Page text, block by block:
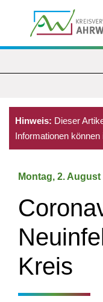
Hinweis: Dieser
Informationen
Montag, 2. August
Kreis